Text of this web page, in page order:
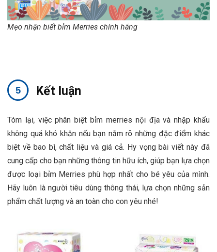
Mẹo nhận biết bỉm Merries chính hãng
Kết luận
Tóm lại, việc phân biệt bỉm merries nội địa và nhập khẩu
không quá khó khăn nếu bạn nắm rõ những đặc điểm khác
biệt về bao bì, chất liệu và giá cả. Hy vọng bài viết này đã
cung cấp cho bạn những thông tin hữu ích, giúp bạn lựa chọn
được loại bỉm Merries phù hợp nhất cho bé yêu của mình.
Hãy luôn là người tiêu dùng thông thái, lựa chọn những sản
phẩm chất lượng và an toàn cho con yêu nhé!